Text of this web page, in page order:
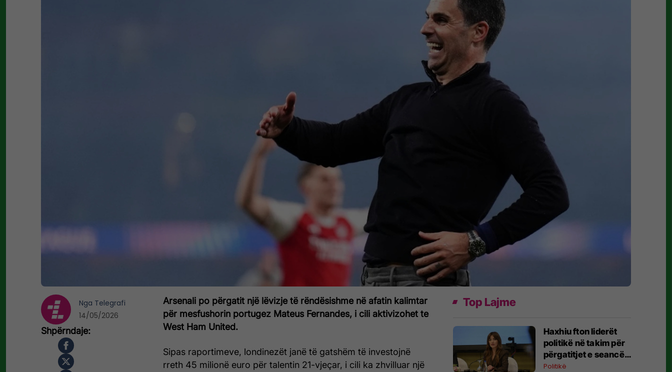
Arsenali po përgatit një lëvizje të rëndësishme në afatin kalimtar
për mesfushorin portugez Mateus Fernandes, i cili aktivizohet te
West Ham United.
Sipas raportimeve, londinezët janë të gatshëm të investojnë
rreth 45 milionë euro për talentin 21-vjeçar, i cili ka zhvilluar një
Nga Telegrafi
14/05/2026
Top Lajme
Haxhiu fton liderët
politikë në takim për
përgatitjet e seancës
konstituive të
Politikë